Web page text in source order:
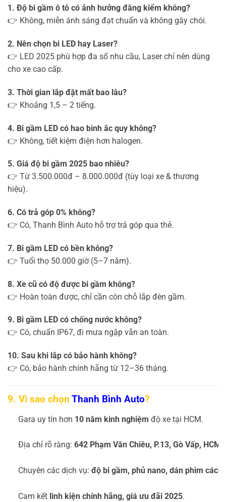
1. Độ bi gầm ô tô có ảnh hưởng đăng kiểm không?
👉 Không, miễn ánh sáng đạt chuẩn và không gây chói.
2. Nên chọn bi LED hay Laser?
👉 LED 2025 phù hợp đa số nhu cầu, Laser chỉ nên dùng
cho xe cao cấp.
3. Thời gian lắp đặt mất bao lâu?
👉 Khoảng 1,5 – 2 tiếng.
4. Bi gầm LED có hao bình ắc quy không?
👉 Không, tiết kiệm điện hơn halogen.
5. Giá độ bi gầm 2025 bao nhiêu?
👉 Từ 3.500.000đ – 8.000.000đ (tùy loại xe & thương
hiệu).
6. Có trả góp 0% không?
👉 Có, Thanh Bình Auto hỗ trợ trả góp qua thẻ.
7. Bi gầm LED có bền không?
👉 Tuổi thọ 50.000 giờ (5–7 năm).
8. Xe cũ có độ được bi gầm không?
👉 Hoàn toàn được, chỉ cần còn chỗ lắp đèn gầm.
9. Bi gầm LED có chống nước không?
👉 Có, chuẩn IP67, đi mưa ngập vẫn an toàn.
10. Sau khi lắp có bảo hành không?
👉 Có, bảo hành chính hãng từ 12–36 tháng.
9. Vì sao chọn Thanh Bình Auto?
Gara uy tín hơn 10 năm kinh nghiệm độ xe tại HCM.
Địa chỉ rõ ràng: 642 Phạm Văn Chiêu, P.13, Gò Vấp, HCM
Chuyên các dịch vụ: độ bi gầm, phủ nano, dán phim
Cam kết linh kiện chính hãng, giá ưu đãi 2025.